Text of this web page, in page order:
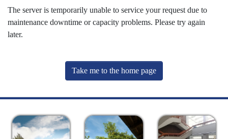
The server is temporarily unable to service your request due to
maintenance downtime or capacity problems. Please try again
later.
Take me to the home page